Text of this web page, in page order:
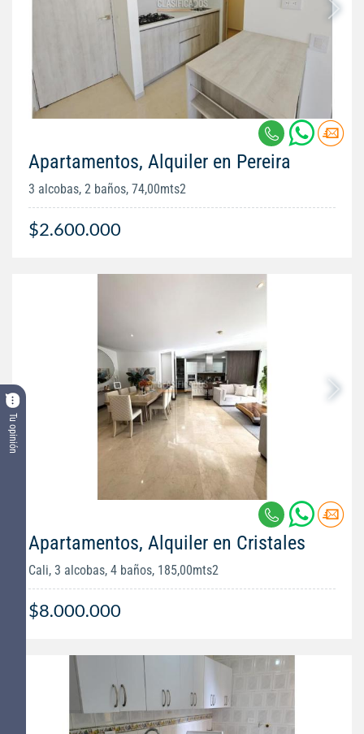
Tu opinión
Apartamentos, Alquiler en Pereira
3 alcobas, 2 baños, 74,00mts2
$2.600.000
Apartamentos, Alquiler en Cristales
Cali, 3 alcobas, 4 baños, 185,00mts2
$8.000.000